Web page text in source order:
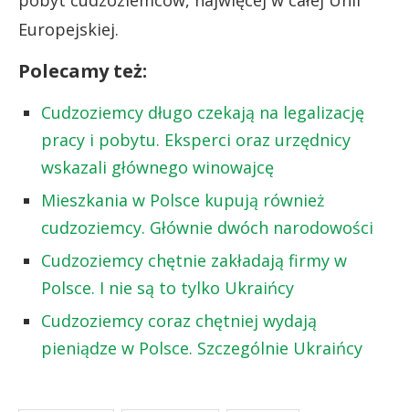
Europejskiej.
Polecamy też:
Cudzoziemcy długo czekają na legalizację
pracy i pobytu. Eksperci oraz urzędnicy
wskazali głównego winowajcę
Mieszkania w Polsce kupują również
cudzoziemcy. Głównie dwóch narodowości
Cudzoziemcy chętnie zakładają firmy w
Polsce. I nie są to tylko Ukraińcy
Cudzoziemcy coraz chętniej wydają
pieniądze w Polsce. Szczególnie Ukraińcy